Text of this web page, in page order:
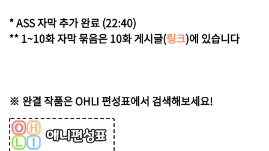
* ASS 자막 추가 완료 (22:40)
** 1~10화 자막 묶음은 10화 게시글(링크)에 있습니다
※ 완결 작품은 OHLI 편성표에서 검색해보세요!